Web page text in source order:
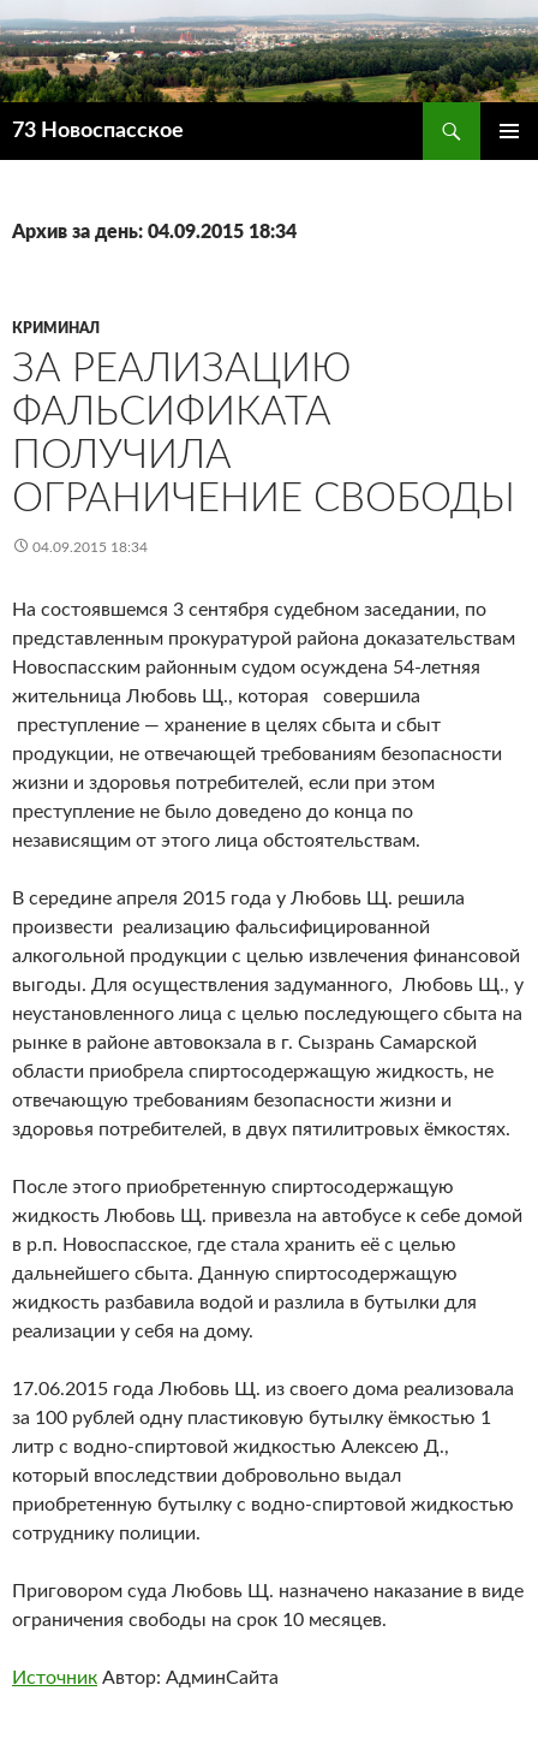
73 Новоспасское
Архив за день: 04.09.2015 18:34
КРИМИНАЛ
ЗА РЕАЛИЗАЦИЮ
ФАЛЬСИФИКАТА
ПОЛУЧИЛА
ОГРАНИЧЕНИЕ СВОБОДЫ
04.09.2015 18:34
На состоявшемся 3 сентября судебном заседании, по
представленным прокуратурой района доказательствам
Новоспасским районным судом осуждена 54-летняя
жительница Любовь Щ., которая совершила
преступление — хранение в целях сбыта и сбыт
продукции, не отвечающей требованиям безопасности
жизни и здоровья потребителей, если при этом
преступление не было доведено до конца по
независящим от этого лица обстоятельствам.
В середине апреля 2015 года у Любовь Щ. решила
произвести реализацию фальсифицированной
алкогольной продукции с целью извлечения финансовой
выгоды. Для осуществления задуманного, Любовь Щ., у
неустановленного лица с целью последующего сбыта на
рынке в районе автовокзала в г. Сызрань Самарской
области приобрела спиртосодержащую жидкость, не
отвечающую требованиям безопасности жизни и
здоровья потребителей, в двух пятилитровых ёмкостях.
После этого приобретенную спиртосодержащую
жидкость Любовь Щ. привезла на автобусе к себе домой
в р.п. Новоспасское, где стала хранить её с целью
дальнейшего сбыта. Данную спиртосодержащую
жидкость разбавила водой и разлила в бутылки для
реализации у себя на дому.
17.06.2015 года Любовь Щ. из своего дома реализовала
за 100 рублей одну пластиковую бутылку ёмкостью 1
литр с водно-спиртовой жидкостью Алексею Д.,
который впоследствии добровольно выдал
приобретенную бутылку с водно-спиртовой жидкостью
сотруднику полиции.
Приговором суда Любовь Щ. назначено наказание в виде
ограничения свободы на срок 10 месяцев.
Источник Автор: АдминСайта